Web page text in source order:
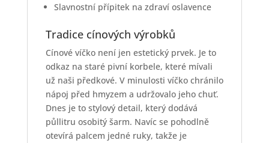
Slavnostní přípitek na zdraví oslavence
Tradice cínových výrobků
Cínové víčko není jen estetický prvek. Je to
odkaz na staré pivní korbele, které mívali
už naši předkové. V minulosti víčko chránilo
nápoj před hmyzem a udržovalo jeho chuť.
Dnes je to stylový detail, který dodává
půllitru osobitý šarm. Navíc se pohodlně
otevírá palcem jedné ruky, takže je